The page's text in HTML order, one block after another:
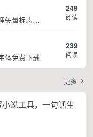
HDLOGO 是一个专门整理矢量标志和图标的网站，提供各类品牌和公司的矢量标志下载服务，主要面向设计师、营销人员和企业用户，帮他们获取高质量的品牌标识资源。
249
阅读
体免费下载
239
阅读
更多 
说工具，一句话生